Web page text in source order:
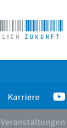
Karriere
Veranstaltungen